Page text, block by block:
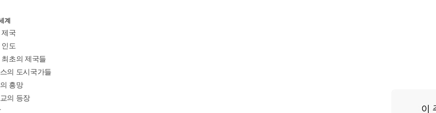
계
제국
도
초의 제국들
의 도시국가들
흥망
의 등장